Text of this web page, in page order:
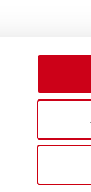
Visite le